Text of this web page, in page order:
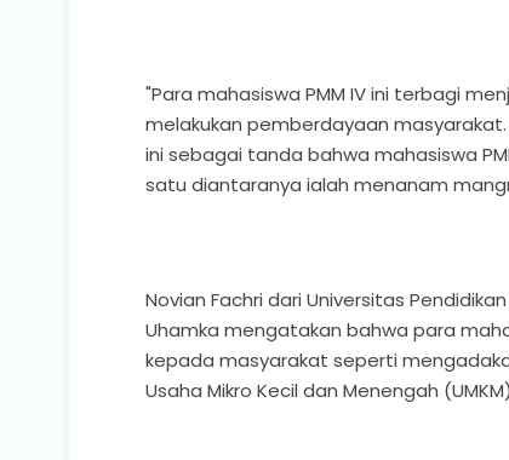
"Para mahasiswa PMM IV ini terbagi
melakukan pemberdayaan
ini sebagai tanda bahwa mahasiswa
satu diantaranya ialah menanam
Novian Fachri dari Universitas
Uhamka mengatakan bahwa para
kepada masyarakat seperti
Usaha Mikro Kecil dan Menengah